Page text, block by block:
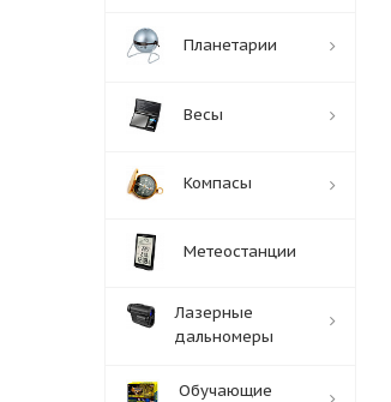
Планетарии
Весы
Компасы
Метеостанции
Лазерные
дальномеры
Обучающие